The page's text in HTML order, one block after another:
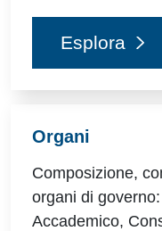
Esplora
Organi
Composizione,
organi di
Accademico,